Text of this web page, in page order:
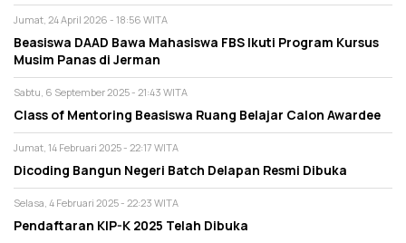
Jumat, 24 April 2026 - 18:56 WITA
Beasiswa DAAD Bawa Mahasiswa FBS Ikuti Program Kursus
Musim Panas di Jerman
Sabtu, 6 September 2025 - 21:43 WITA
Class of Mentoring Beasiswa Ruang Belajar Calon Awardee
Jumat, 14 Februari 2025 - 22:17 WITA
Dicoding Bangun Negeri Batch Delapan Resmi Dibuka
Selasa, 4 Februari 2025 - 22:23 WITA
Pendaftaran KIP-K 2025 Telah Dibuka